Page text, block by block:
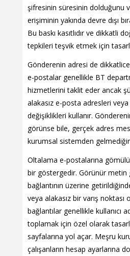
şifresinin süresinin dolduğunu
erişiminin yakında devre dışı
Bu baskı kasıtlıdır ve dikkatli
tepkileri teşvik etmek için
Gönderenin adresi de
e-postalar genellikle BT
hizmetlerini taklit eder ancak
alakasız e-posta adresleri veya
değişiklikleri kullanır.
görünse bile, gerçek adres
kurumsal sistemden
Oltalama e-postalarına
bir göstergedir. Görünür metin
bağlantının üzerine
veya alakasız bir varış noktası
bağlantılar genellikle kullanıcı
toplamak için özel olarak
sayfalarına yol açar. Meşru
çalışanların hesap ayarlarına